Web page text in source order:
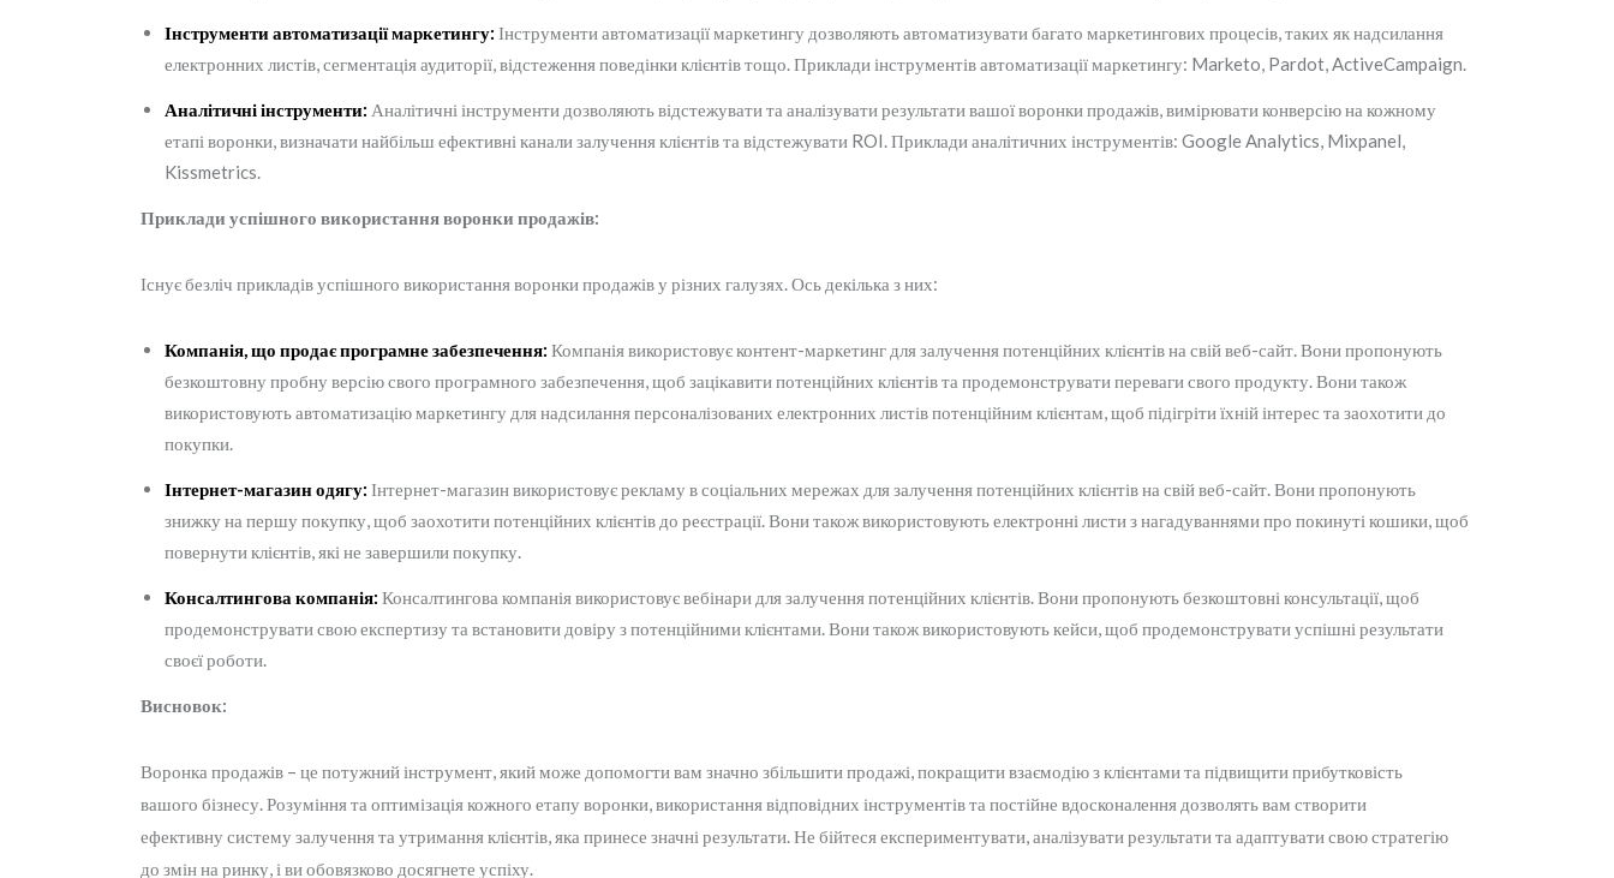
Інструменти автоматизації маркетингу: Інструменти автоматизації маркетингу дозволяють автоматизувати багато маркетингових процесів, таких як надсилання
електронних листів, сегментація аудиторії, відстеження поведінки клієнтів тощо. Приклади інструментів автоматизації маркетингу: Marketo, Pardot, ActiveCampaign.
Аналітичні інструменти: Аналітичні інструменти дозволяють відстежувати та аналізувати результати вашої воронки продажів, вимірювати конверсію на кожному
етапі воронки, визначати найбільш ефективні канали залучення клієнтів та відстежувати ROI. Приклади аналітичних інструментів: Google Analytics, Mixpanel,
Kissmetrics.
Приклади успішного використання воронки продажів:
Існує безліч прикладів успішного використання воронки продажів у різних галузях. Ось декілька з них:
Компанія, що продає програмне забезпечення: Компанія використовує контент-маркетинг для залучення потенційних клієнтів на свій веб-сайт. Вони пропонують
безкоштовну пробну версію свого програмного забезпечення, щоб зацікавити потенційних клієнтів та продемонструвати переваги свого продукту. Вони також
використовують автоматизацію маркетингу для надсилання персоналізованих електронних листів потенційним клієнтам, щоб підігріти їхній інтерес та заохотити до
покупки.
Інтернет-магазин одягу: Інтернет-магазин використовує рекламу в соціальних мережах для залучення потенційних клієнтів на свій веб-сайт. Вони пропонують
знижку на першу покупку, щоб заохотити потенційних клієнтів до реєстрації. Вони також використовують електронні листи з нагадуваннями про покинуті кошики, щоб
повернути клієнтів, які не завершили покупку.
Консалтингова компанія: Консалтингова компанія використовує вебінари для залучення потенційних клієнтів. Вони пропонують безкоштовні консультації, щоб
продемонструвати свою експертизу та встановити довіру з потенційними клієнтами. Вони також використовують кейси, щоб продемонструвати успішні результати
своєї роботи.
Висновок:
Воронка продажів – це потужний інструмент, який може допомогти вам значно збільшити продажі, покращити взаємодію з клієнтами та підвищити прибутковість
вашого бізнесу. Розуміння та оптимізація кожного етапу воронки, використання відповідних інструментів та постійне вдосконалення дозволять вам створити
ефективну систему залучення та утримання клієнтів, яка принесе значні результати. Не бійтеся експериментувати, аналізувати результати та адаптувати свою стратегію
до змін на ринку, і ви обовязково досягнете успіху.